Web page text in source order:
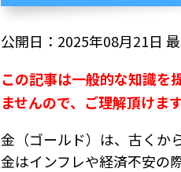
公開日：2025年08月21日
この記事は一般的な知識を
ませんので、ご理解頂けま
金（ゴールド）は、古くか
金はインフレや経済不安の